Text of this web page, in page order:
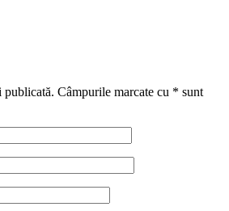
Câmpurile marcate cu * sunt